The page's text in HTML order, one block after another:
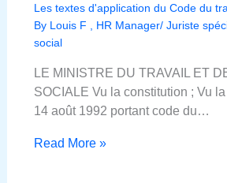
Les textes d'application du Code du
By Louis F , HR Manager/ Juriste
social
LE MINISTRE DU TRAVAIL ET
SOCIALE Vu la constitution ; Vu
14 août 1992 portant code du…
Read More »